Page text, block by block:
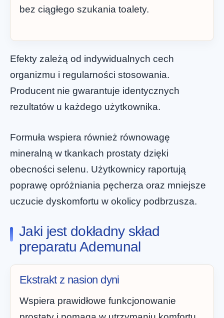
bez ciągłego szukania toalety.
Efekty zależą od indywidualnych cech
organizmu i regularności stosowania.
Producent nie gwarantuje identycznych
rezultatów u każdego użytkownika.
Formuła wspiera również równowagę
mineralną w tkankach prostaty dzięki
obecności selenu. Użytkownicy raportują
poprawę opróżniania pęcherza oraz mniejsze
uczucie dyskomfortu w okolicy podbrzusza.
Jaki jest dokładny skład
preparatu Ademunal
Ekstrakt z nasion dyni
Wspiera prawidłowe funkcjonowanie